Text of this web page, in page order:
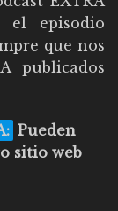
el episodio
que nos
publicados
Pueden
sitio web